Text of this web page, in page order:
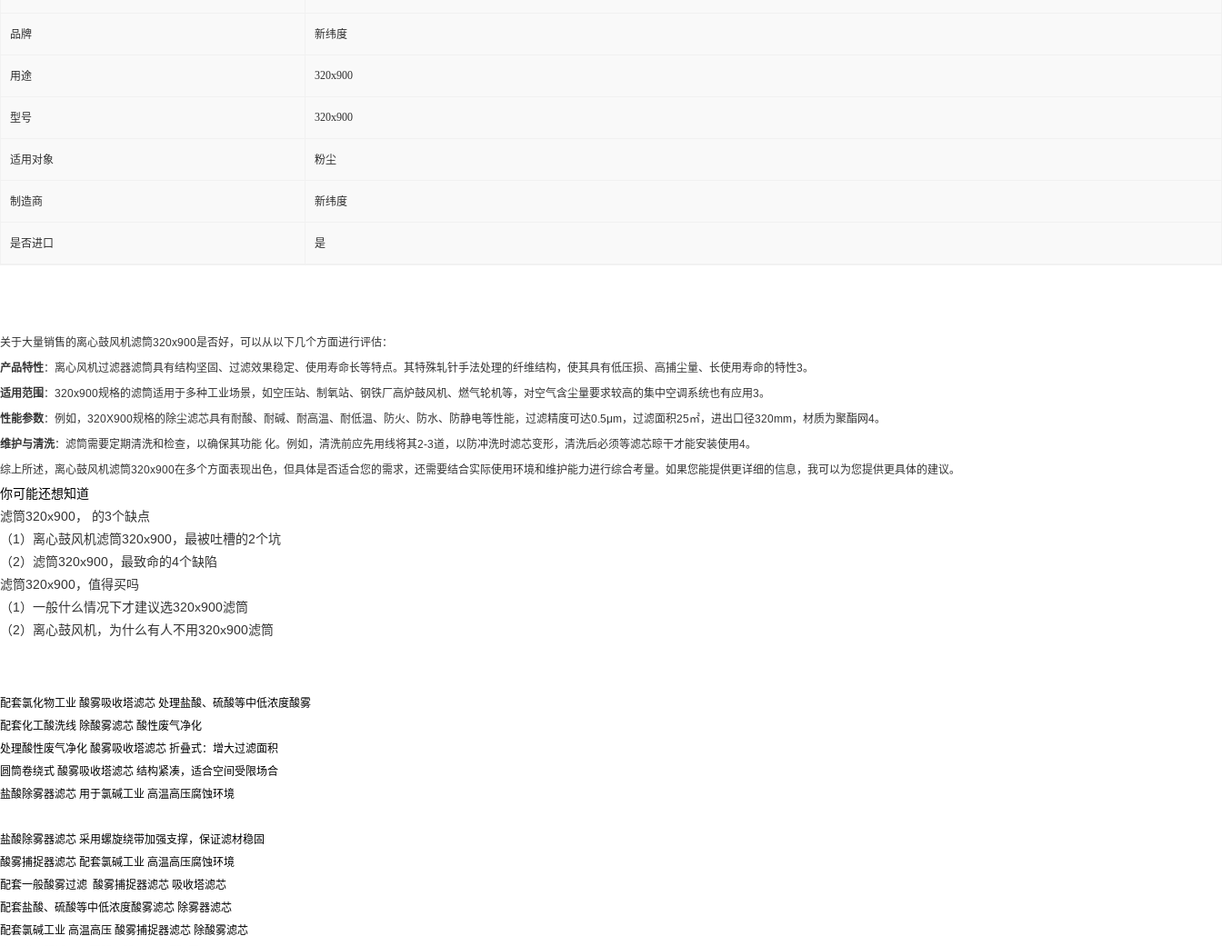
品牌 新纬度
用途 320x900
型号 320x900
适用对象 粉尘
制造商 新纬度
是否进口 是
关于大量销售的离心鼓风机滤筒320x900是否好，可以从以下几个方面进行评估：
产品特性：离心风机过滤器滤筒具有结构坚固、过滤效果稳定、使用寿命长等特点。其特殊轧针手法处理的纤维结构，使其具有低压损、高捕尘量、长使用寿命的特性3。
适用范围 ：320x900规格的滤筒适用于多种工业场景，如空压站、制氧站、钢铁厂高炉鼓风机、燃气轮机等，对空气含尘量要求较高的集中空调系统也有应用3。
性能参数：例如，320X900规格的除尘滤芯具有耐酸、耐碱、耐高温、耐低温、防火、防水、防静电等性能，过滤精度可达0.5μm，过滤面积25㎡，进出口径320mm，材质为聚酯网4。
维护与清洗：滤筒需要定期清洗和检查，以确保其功能 化。例如，清洗前应先用线将其2-3道，以防冲洗时滤芯变形，清洗后必须等滤芯晾干才能安装使用4。
综上所述，离心鼓风机滤筒320x900在多个方面表现出色，但具体是否适合您的需求，还需要结合实际使用环境和维护能力进行综合考量。如果您能提供更详细的信息，我可以为您提供更具体的建议。
你可能还想知道
滤筒320x900， 的3个缺点
（1）离心鼓风机滤筒320x900，最被吐槽的2个坑
（2）滤筒320x900，最致命的4个缺陷
滤筒320x900，值得买吗
（1）一般什么情况下才建议选320x900滤筒
（2）离心鼓风机，为什么有人不用320x900滤筒
配套氯化物工业 酸雾吸收塔滤芯 处理盐酸、硫酸等中低浓度酸雾
配套化工酸洗线 除酸雾滤芯 酸性废气净化
处理酸性废气净化 酸雾吸收塔滤芯 折叠式：增大过滤面积
圆筒卷绕式 酸雾吸收塔滤芯 结构紧凑，适合空间受限场合
盐酸除雾器滤芯 用于氯碱工业 高温高压腐蚀环境
盐酸除雾器滤芯 采用螺旋绕带加强支撑，保证滤材稳固
酸雾捕捉器滤芯 配套氯碱工业 高温高压腐蚀环境
配套一般酸雾过滤 酸雾捕捉器滤芯 吸收塔滤芯
配套盐酸、硫酸等中低浓度酸雾滤芯 除雾器滤芯
配套氯碱工业 高温高压 酸雾捕捉器滤芯 除酸雾滤芯